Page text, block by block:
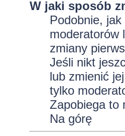
W jaki sposób
Podobnie,
moderatorów
zmiany
Jeśli nikt
lub zmienić
tylko
Zapobiega to
Na górę